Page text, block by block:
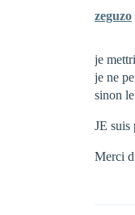
zeguzo
je
je ne
sinon
JE suis
Merci